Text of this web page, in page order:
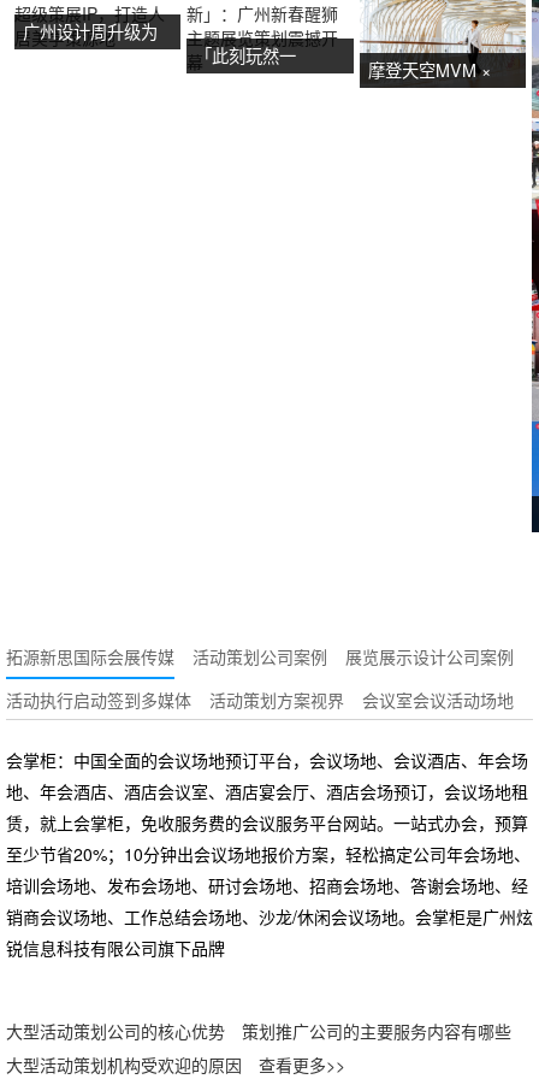
广州设计周升级为
「此刻玩然一
摩登天空MVM ×
拓源新思国际会展传媒 活动策划公司案例
展览展示设计公司案例
活动执行启动签到多媒体
活动策划方案视界 会议室会议活动场地
会掌柜：中国全面的会议场地预订平台，会议场地、会议酒店、年会场
地、年会酒店、酒店会议室、酒店宴会厅、酒店会场预订，会议场地租
赁，就上会掌柜，免收服务费的会议服务平台网站。一站式办会，预算
至少节省20%；10分钟出会议场地报价方案，轻松搞定公司年会场地、
培训会场地、发布会场地、研讨会场地、招商会场地、答谢会场地、经
销商会议场地、工作总结会场地、沙龙/休闲会议场地。会掌柜是广州炫
锐信息科技有限公司旗下品牌
大型活动策划公司的核心优势
策划推广公司的主要服务内容有哪些
大型活动策划机构受欢迎的原因
查看更多>>